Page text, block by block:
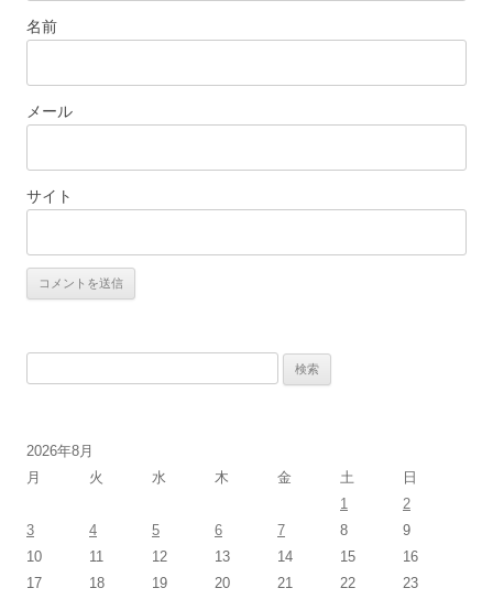
名前
メール
サイト
2026年8月
月
火 水 木 金 土
日
1
2
3
4 5 6 7 8
9
10
11 12 13 14 15
16
17
18 19 20 21 22
23